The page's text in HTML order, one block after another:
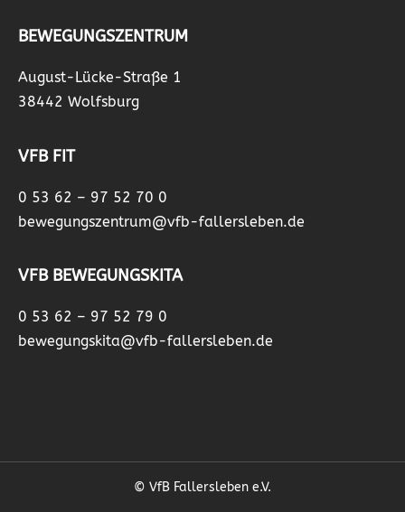
BEWEGUNGSZENTRUM
August-Lücke-Straße 1
38442 Wolfsburg
VFB FIT
0 53 62 – 97 52 70 0
bewegungszentrum@vfb-fallersleben.de
VFB BEWEGUNGSKITA
0 53 62 – 97 52 79 0
bewegungskita@vfb-fallersleben.de
© VfB Fallersleben e.V.